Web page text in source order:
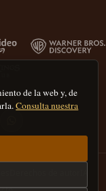
de la web y, de
Consulta nuestra